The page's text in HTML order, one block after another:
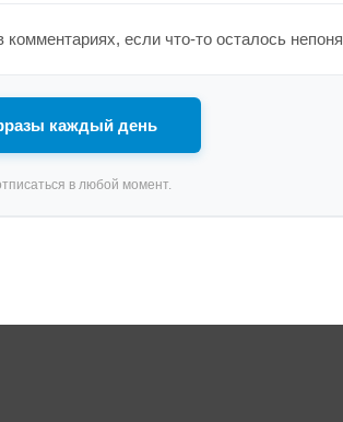
если что-то осталось
каждый день
в любой момент.